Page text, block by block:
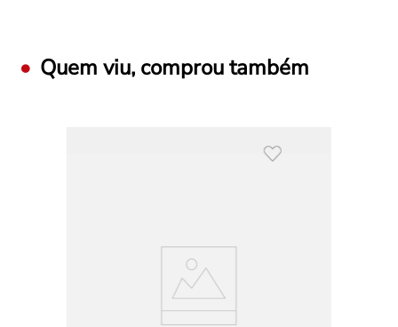
Quem viu, comprou também